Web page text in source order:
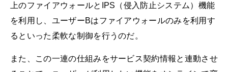
上のファイアウォールとIPS（侵入防止システム）機能
を利用し、ユーザーBはファイアウォールのみを利用す
るといった柔軟な制御を行うのだ。
また、この一連の仕組みをサービス契約情報と連動させ